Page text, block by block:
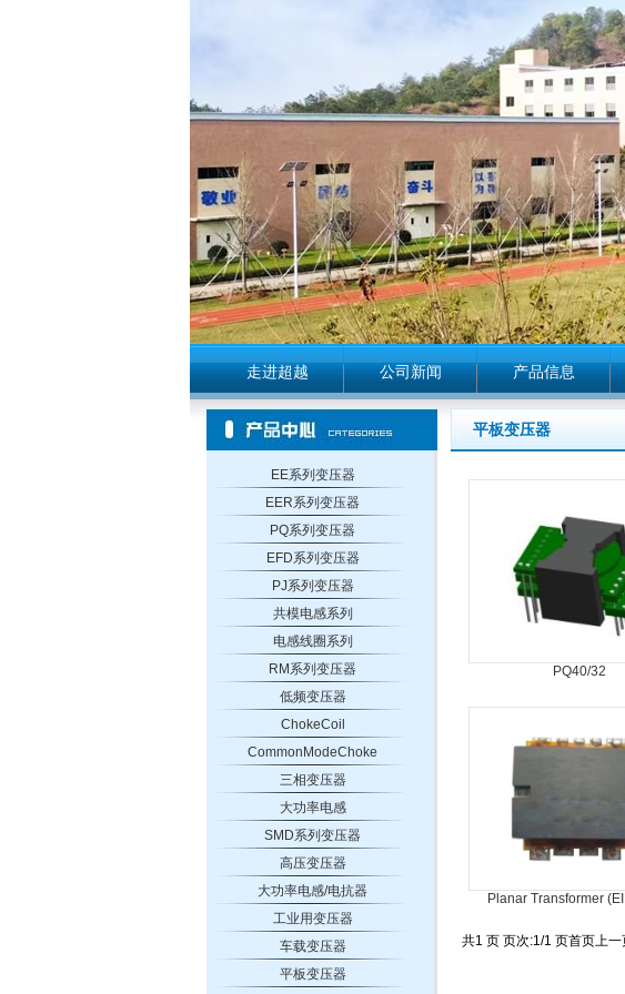
走进超越 公司新闻 产品信息
EE系列变压器
EER系列变压器
PQ系列变压器
EFD系列变压器
PJ系列变压器
共模电感系列
电感线圈系列
RM系列变压器
低频变压器
ChokeCoil
CommonModeChoke
三相变压器
大功率电感
SMD系列变压器
高压变压器
大功率电感/电抗器
工业用变压器
车载变压器
平板变压器
平板变压器
PQ40/32
Planar Transformer
共1 页 页次:1/1 页首页上一